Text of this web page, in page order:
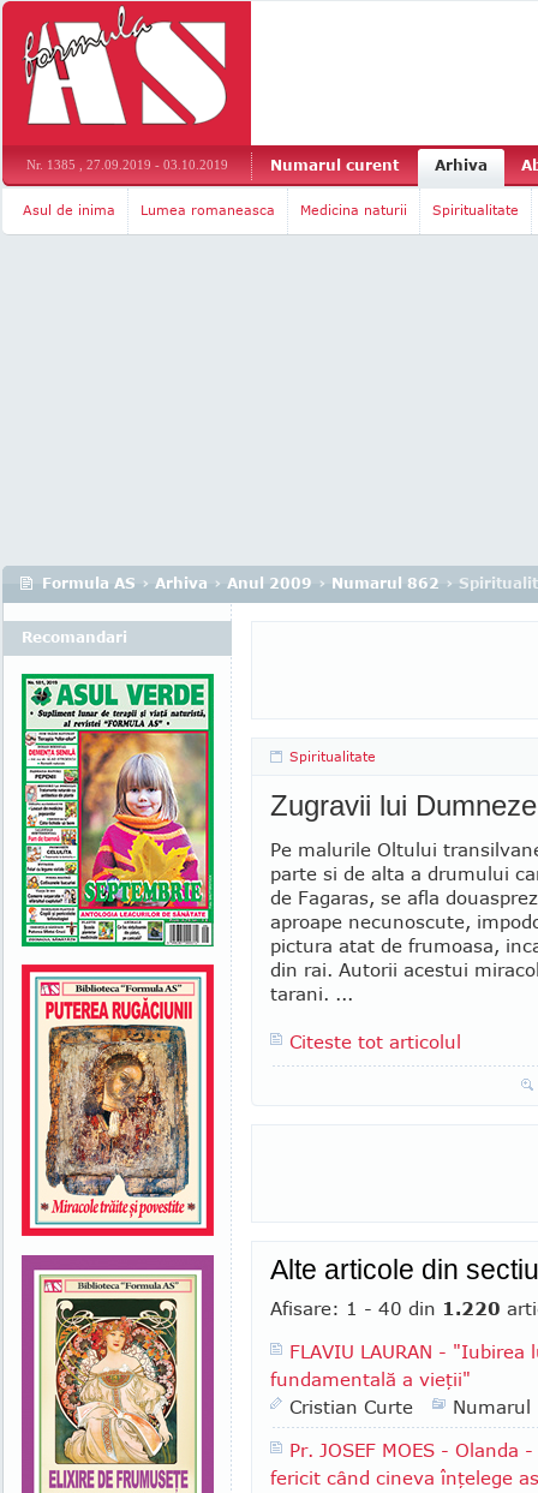
Nr. 1385 , 27.09.2019 - 03.10.2019 Numarul curent Arhiva
Asul de inima Lumea romaneasca Medicina naturii Spiritualitate
Formula AS › Arhiva › Anul 2009 › Numarul 862 ›
Spiritualitate
Zugravii lui
Pe malurile Oltului
parte si de alta a drumului
de Fagaras, se afla
aproape necunoscute,
pictura atat de frumoasa,
din rai. Autorii acestui
tarani. ...
Citeste tot articolul
Alte articole din
Afisare: 1 - 40 din 1.220
FLAVIU LAURAN -
fundamentală a vieţii"
Cristian Curte
Numarul
Pr. JOSEF MOES -
fericit când cineva înţelege
Recomandari